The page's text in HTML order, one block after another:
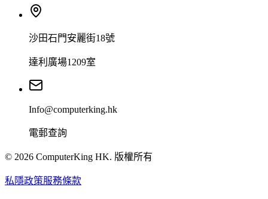
沙田石門安麗街18號
達利廣場1209室
Info@computerking.hk
電郵查詢
© 2026 ComputerKing HK. 版權所有
私隱政策服務條款